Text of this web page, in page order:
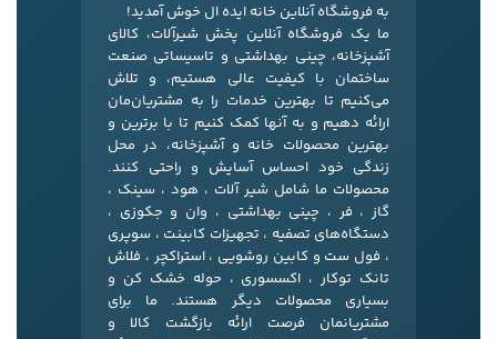
به فروشگاه آنلاین خانه ایده ال خوش آمدید!
ما یک فروشگاه آنلاین پخش شیرآلات، کالای
آشپزخانه، چینی بهداشتی و تاسیساتی صنعت
ساختمان با کیفیت عالی هستیم، و تلاش
می‌کنیم تا بهترین خدمات را به مشتریان‌مان
ارائه دهیم و به آنها کمک کنیم تا با برترین و
بهترین محصولات خانه و آشپزخانه، در محل
زندگی خود احساس آسایش و راحتی کنند.
محصولات ما شامل شیر آلات ، هود ، سینک ،
گاز ، فر ، چینی بهداشتی ، وان و جکوزی ،
دستگاه‌های تصفیه ، تجهیزات کابینت ، سوپری
، فول ست و کابین روشویی ، استراکچر ، فلاش
تانک توکار ، اکسسوری ، حوله خشک کن و
بسیاری محصولات دیگر هستند. ما برای
مشتریانمان فرصت ارائه بازگشت کالا و